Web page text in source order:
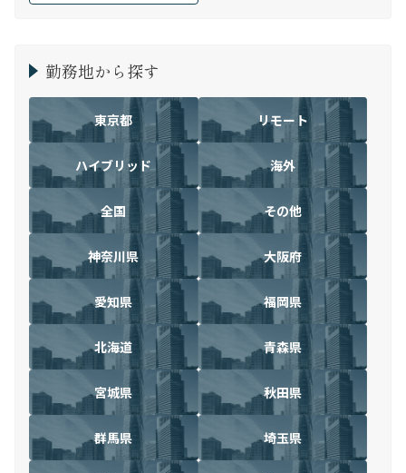
勤務地から探す
東京都 リモート
ハイブリッド 海外
全国 その他
神奈川県 大阪府
愛知県 福岡県
北海道 青森県
宮城県 秋田県
群馬県 埼玉県